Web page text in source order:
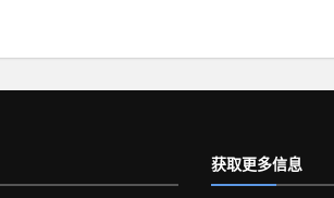
获取更多信息